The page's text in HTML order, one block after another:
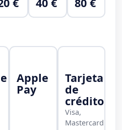
Apple
Pay
Tarjeta
de
crédito
Visa,
Mastercard